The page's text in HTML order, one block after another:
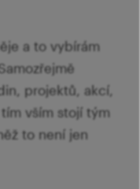
a to vybírám
projektů, akcí,
vším stojí tým
to není jen